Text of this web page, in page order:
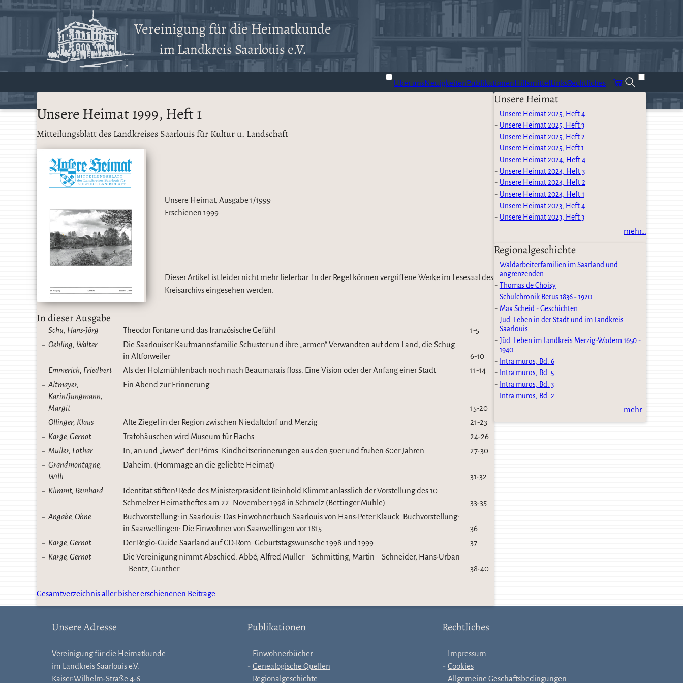
Vereinigung für die Heimatkunde
im Landkreis Saarlouis e.V.
Über unsNeuigkeitenPublikationenHilfsmittel LinksRechtliches
Unsere Heimat 1999, Heft 1
Mitteilungsblatt des Landkreises Saarlouis für Kultur u. Landschaft
Unsere Heimat, Ausgabe 1/1999
Erschienen 1999
Dieser Artikel ist leider nicht mehr lieferbar. In der Regel können vergriffene Werke im Lesesaal des
Kreisarchivs eingesehen werden.
In dieser Ausgabe
Schu, Hans-Jörg Theodor Fontane und das französische Gefühl
1-5
Oehling, Walter
Die Saarlouiser Kaufmannsfamilie Schuster und ihre „armen“ Verwandten auf dem Land, die Schug
in Altforweiler
6-10
Emmerich, Friedbert
Als der Holzmühlenbach noch nach Beaumarais floss. Eine Vision oder der Anfang einer Stadt
11-14
Altmayer,
Karin/Jungmann,
Margit
Ein Abend zur Erinnerung
15-20
Ollinger, Klaus
Alte Ziegel in der Region zwischen Niedaltdorf und Merzig
21-23
Karge, Gernot
Trafohäuschen wird Museum für Flachs
24-26
Müller, Lothar
In, an und „iwwer“ der Prims. Kindheitserinnerungen aus den 50er und frühen 60er Jahren
27-30
Grandmontagne,
Willi
Daheim. (Hommage an die geliebte Heimat)
31-32
Klimmt, Reinhard
Identität stiften! Rede des Ministerpräsident Reinhold Klimmt anlässlich der Vorstellung des 10.
Schmelzer Heimatheftes am 22. November 1998 in Schmelz (Bettinger Mühle)
33-35
Angabe, Ohne
Buchvorstellung: in Saarlouis: Das Einwohnerbuch Saarlouis von Hans-Peter Klauck. Buchvorstellung:
in Saarwellingen: Die Einwohner von Saarwellingen vor 1815
36
Karge, Gernot
Der Regio-Guide Saarland auf CD-Rom. Geburtstagswünsche 1998 und 1999
37
Karge, Gernot
Die Vereinigung nimmt Abschied. Abbé, Alfred Muller – Schmitting, Martin – Schneider, Hans-Urban
– Bentz, Günther
38-40
Gesamtverzeichnis aller bisher erschienenen Beiträge
Unsere Heimat
Unsere Heimat 2025, Heft 4
Unsere Heimat 2025, Heft 3
Unsere Heimat 2025, Heft 2
Unsere Heimat 2025, Heft 1
Unsere Heimat 2024, Heft 4
Unsere Heimat 2024, Heft 3
Unsere Heimat 2024, Heft 2
Unsere Heimat 2024, Heft 1
Unsere Heimat 2023, Heft 4
Unsere Heimat 2023, Heft 3
mehr…
Regionalgeschichte
Waldarbeiterfamilien im Saarland und
angrenzenden …
Thomas de Choisy
Schulchronik Berus 1836 - 1920
Max Scheid - Geschichten
Jüd. Leben in der Stadt und im Landkreis
Saarlouis
Jüd. Leben im Landkreis Merzig-Wadern 1650 -
1940
Intra muros, Bd. 6
Intra muros, Bd. 5
Intra muros, Bd. 3
Intra muros, Bd. 2
mehr…
Unsere Adresse
Vereinigung für die Heimatkunde
im Landkreis Saarlouis e.V.
Kaiser-Wilhelm-Straße 4-6
Publikationen
Einwohnerbücher
Genealogische Quellen
Regionalgeschichte
Rechtliches
Impressum
Cookies
Allgemeine Geschäftsbedingungen